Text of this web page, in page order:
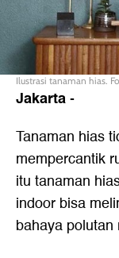
Ilustrasi tanaman hias.
Jakarta-
Tanaman hias
mempercantik
itu tanaman
indoor bisa
bahaya